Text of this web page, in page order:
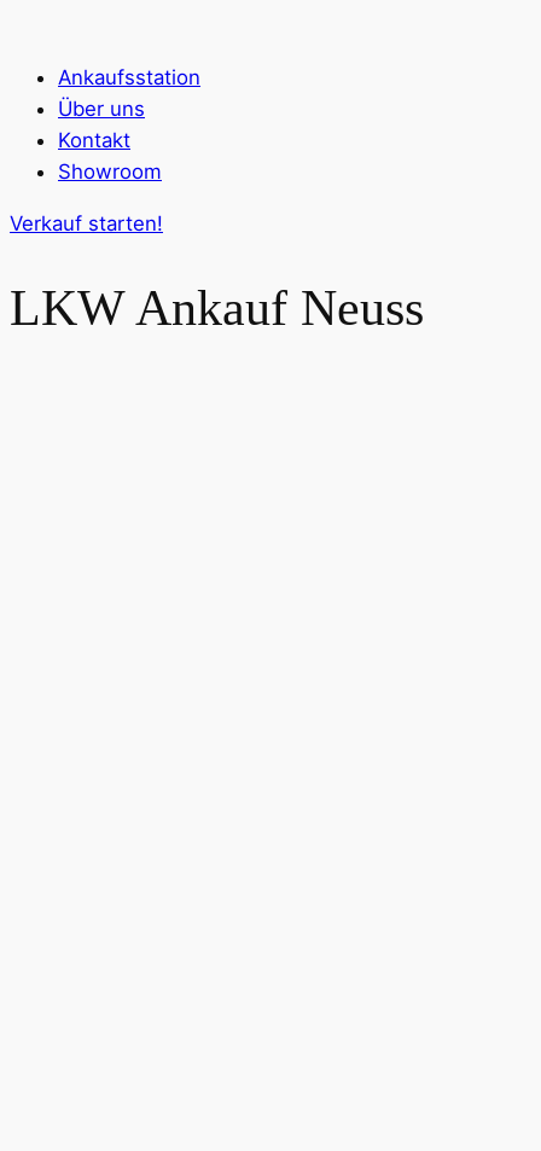
Ankaufsstation
Über uns
Kontakt
Showroom
Verkauf starten!
LKW Ankauf Neuss